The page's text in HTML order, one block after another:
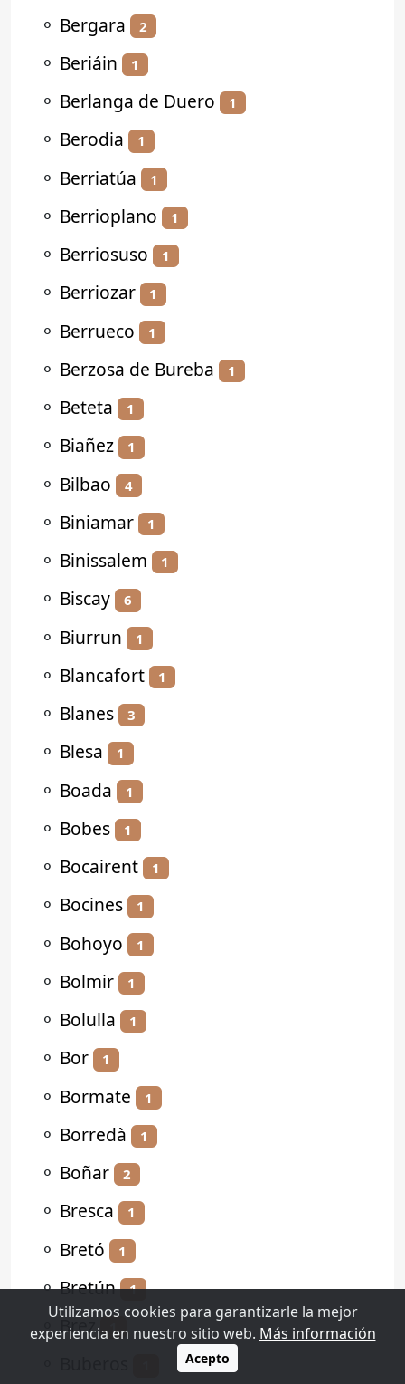
⚬ Bergara 2
⚬ Beriáin 1
⚬ Berlanga de Duero 1
⚬ Berodia 1
⚬ Berriatúa 1
⚬ Berrioplano 1
⚬ Berriosuso 1
⚬ Berriozar 1
⚬ Berrueco 1
⚬ Berzosa de Bureba 1
⚬ Beteta 1
⚬ Biañez 1
⚬ Bilbao 4
⚬ Biniamar 1
⚬ Binissalem 1
⚬ Biscay 6
⚬ Biurrun 1
⚬ Blancafort 1
⚬ Blanes 3
⚬ Blesa 1
⚬ Boada 1
⚬ Bobes 1
⚬ Bocairent 1
⚬ Bocines 1
⚬ Bohoyo 1
⚬ Bolmir 1
⚬ Bolulla 1
⚬ Bor 1
⚬ Bormate 1
⚬ Borredà 1
⚬ Boñar 2
⚬ Bresca 1
⚬ Bretó 1
⚬Bretún 1
⚬Brez 1
Utilizamos cookies para garantizarle la mejor
experiencia en nuestro sitio web. Más información
Acepto